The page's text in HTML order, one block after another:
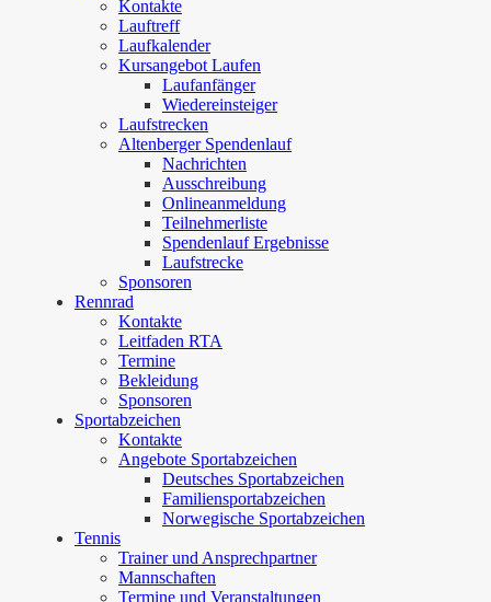
Kontakte
Lauftreff
Laufkalender
Kursangebot Laufen
Laufanfänger
Wiedereinsteiger
Laufstrecken
Altenberger Spendenlauf
Nachrichten
Ausschreibung
Onlineanmeldung
Teilnehmerliste
Spendenlauf Ergebnisse
Laufstrecke
Sponsoren
Rennrad
Kontakte
Leitfaden RTA
Termine
Bekleidung
Sponsoren
Sportabzeichen
Kontakte
Angebote Sportabzeichen
Deutsches Sportabzeichen
Familiensportabzeichen
Norwegische Sportabzeichen
Tennis
Trainer und Ansprechpartner
Mannschaften
Termine und Veranstaltungen